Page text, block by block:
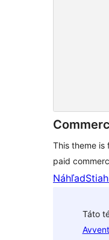
This theme
paid
Náhľad
Táto